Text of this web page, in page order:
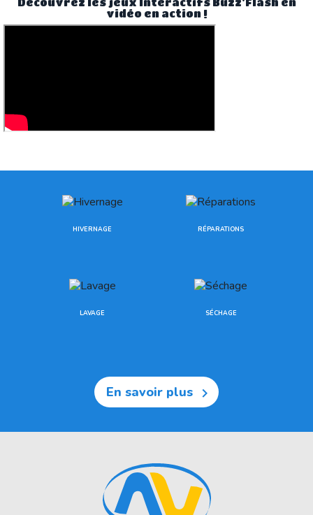
vidéo en action !
HIVERNAGE RÉPARATIONS
LAVAGE SÉCHAGE
En savoir plus 